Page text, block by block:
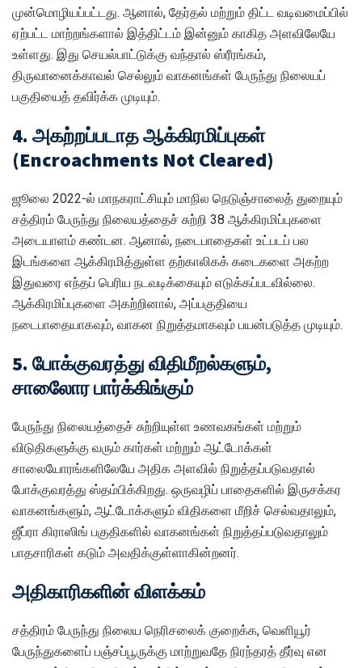
முன்மொழியப்பட்டது. ஆனால், தேர்தல் மற்றும் திட்ட வடிவமைப்பில்
ஏற்பட்ட மாற்றங்களால் இத்திட்டம் இன்னும் காகித அளவிலேயே
உள்ளது. இது செயல்பாட்டுக்கு வந்தால் ஸ்ரீரங்கம்,
திருவானைக்காவல் செல்லும் வாகனங்கள் பேருந்து நிலையப்
பகுதியைத் தவிர்க்க முடியும்.
4. அகற்றப்படாத ஆக்கிரமிப்புகள்
(Encroachments Not Cleared)
ஜூலை 2022-ல் மாநகராட்சியும் மாநில நெடுஞ்சாலைத் துறையும்
சத்திரம் பேருந்து நிலையத்தைச் சுற்றி 38 ஆக்கிரமிப்புகளை
அடையாளம் கண்டன. ஆனால், நடைபாதைகள் உட்படப் பல
இடங்களை ஆக்கிரமித்துள்ள தற்காலிகக் கடைகளை அகற்ற
இதுவரை எந்தப் பெரிய நடவடிக்கையும் எடுக்கப்படவில்லை.
ஆக்கிரமிப்புகளை அகற்றினால், அப்பகுதியை
நடைபாதையாகவும், வாகன நிறுத்தமாகவும் பயன்படுத்த முடியும்.
5. போக்குவரத்து விதிமீறல்களும்,
சாலைோர பார்க்கிங்கும்
பேருந்து நிலையத்தைச் சுற்றியுள்ள உணவகங்கள் மற்றும்
விடுதிகளுக்கு வரும் கார்கள் மற்றும் ஆட்டோக்கள்
சாலையோரங்களிலேயே அதிக அளவில் நிறுத்தப்படுவதால்
போக்குவரத்து ஸ்தம்பிக்கிறது. ஒருவழிப் பாதைகளில் இருசக்கர
வாகனங்களும், ஆட்டோக்களும் விதிகளை மீறிச் செல்வதாலும்,
ஜீப்ரா கிராஸிங் பகுதிகளில் வாகனங்கள் நிறுத்தப்படுவதாலும்
பாதசாரிகள் கடும் அவதிக்குள்ளாகின்றனர்.
அதிகாரிகளின் விளக்கம்
சத்திரம் பேருந்து நிலைய நெரிசலைக் குறைக்க, வெளியூர்
பேருந்துகளைப் பஞ்சப்பூருக்கு மாற்றுவதே நிரந்தரத் தீர்வு என